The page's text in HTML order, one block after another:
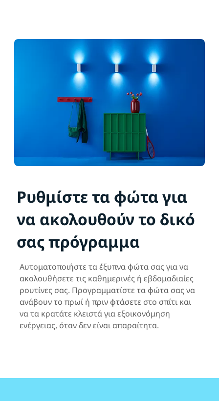
Ρυθμίστε τα φώτα για
να ακολουθούν το δικό
σας πρόγραμμα
Αυτοματοποιήστε τα έξυπνα φώτα σας για να
ακολουθήσετε τις καθημερινές ή εβδομαδιαίες
ρουτίνες σας. Προγραμματίστε τα φώτα σας να
ανάβουν το πρωί ή πριν φτάσετε στο σπίτι και
να τα κρατάτε κλειστά για εξοικονόμηση
ενέργειας, όταν δεν είναι απαραίτητα.